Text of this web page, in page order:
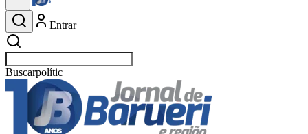
Entrar
Buscarnotícia